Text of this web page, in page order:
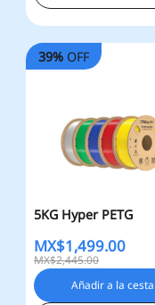
39% OFF
5KG Hyper PETG
MX$1,499.00
MX$2,445.00
Añadir a la cesta